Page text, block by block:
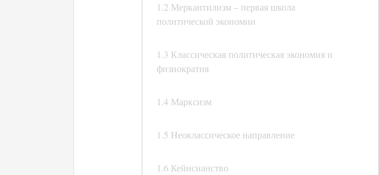
1.2 Меркантилизм – первая школа
политической экономии
1.3 Классическая политическая экономия и
физиократия
1.4 Марксизм
1.5 Неоклассическое направление
1.6 Кейнсианство